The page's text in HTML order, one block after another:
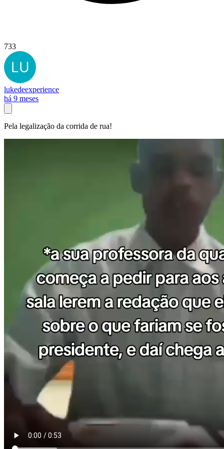
733
lukedeexperience
há 9 meses
Pela legalização da corrida de rua!